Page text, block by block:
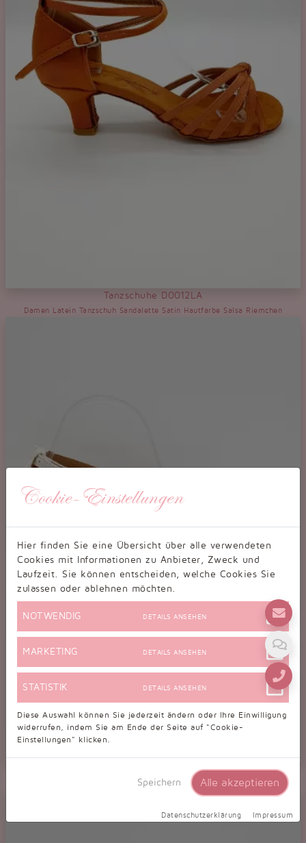
Tanzschuhe D0012LA
Damen Latein Tanzschuh Sandalette Satin Hautfarbe Salsa Riemchen
Tanzschuhe D0018LA
Damen Latein Tanzschuh weiß silber Hochzeit Kreuzristriemchen
Cookie-Einstellungen
Hier finden Sie eine Übersicht über alle verwendeten
Cookies mit Informationen zu Anbieter, Zweck und
Laufzeit. Sie können entscheiden, welche Cookies Sie
zulassen oder ablehnen möchten.
NOTWENDIG DETAILS ANSEHEN
MARKETING DETAILS ANSEHEN
STATISTIK DETAILS ANSEHEN
Diese Auswahl können Sie jederzeit ändern oder Ihre Einwilligung
widerrufen, indem Sie am Ende der Seite auf "Cookie-
Einstellungen" klicken.
Speichern Alle akzeptieren
Datenschutzerklärung Impressum